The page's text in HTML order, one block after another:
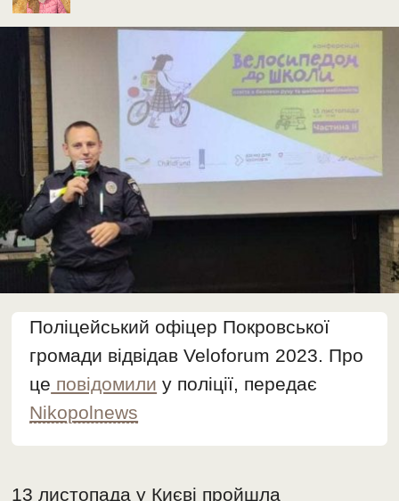
Поліцейський офіцер Покровської
громади відвідав Veloforum 2023. Про
це повідомили у поліції, передає
Nikopolnews
13 листопада у Києві пройшла